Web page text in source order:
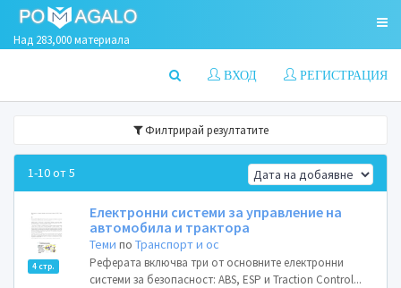
Над 283,000 материала
РЕГИСТРАЦИЯ
ВХОД
Филтрирай резултатите
1-10 от 5
4 стр.
Електронни системи за управление на
автомобила и трактора
Теми поТранспорт и ос
Реферата включва три от основните електронни
системи за безопасност: ABS, ESP и Traction Control...